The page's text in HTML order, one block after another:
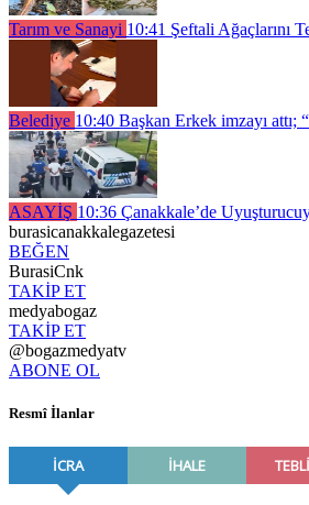
Tarım ve Sanayi 10:41 Şeftali Ağaçlarını
Belediye 10:40 Başkan Erkek imzayı attı;
ASAYİŞ 10:36 Çanakkale’de
burasicanakkalegazetesi
BEĞEN
BurasiCnk
TAKİP ET
medyabogaz
TAKİP ET
@bogazmedyatv
ABONE OL
Resmî İlanlar